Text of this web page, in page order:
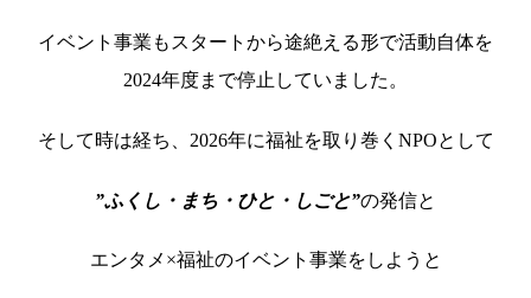
イベント事業もスタートから途絶える形で活動自体を
2024年度まで停止していました。
そして時は経ち、2026年に福祉を取り巻くNPOとして
”ふくし・まち・ひと・しごと”の発信と
エンタメ×福祉のイベント事業をしようと